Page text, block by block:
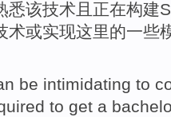
悉该技术 且 正在构建
术或实现这里的一些
be intimidating to
to get a